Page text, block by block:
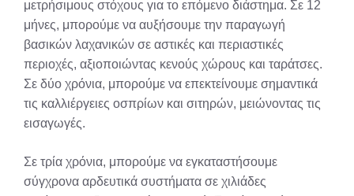
μετρήσιμους στόχους για το επόμενο διάστημα. Σε 12
μήνες, μπορούμε να αυξήσουμε την παραγωγή
βασικών λαχανικών σε αστικές και περιαστικές
περιοχές, αξιοποιώντας κενούς χώρους και ταράτσες.
Σε δύο χρόνια, μπορούμε να επεκτείνουμε σημαντικά
τις καλλιέργειες οσπρίων και σιτηρών, μειώνοντας τις
εισαγωγές.
Σε τρία χρόνια, μπορούμε να εγκαταστήσουμε
σύγχρονα αρδευτικά συστήματα σε χιλιάδες